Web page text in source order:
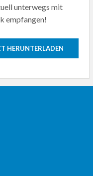
unterwegs mit
empfangen!
HERUNTERLADEN